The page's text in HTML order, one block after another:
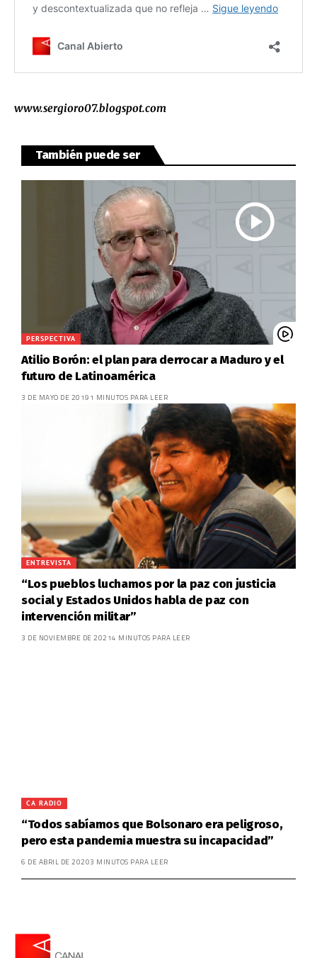
www.sergioro07.blogspot.com
También puede ser
PERSPECTIVA
Atilio Borón: el plan para derrocar a Maduro y el
futuro de Latinoamérica
3 DE MAYO DE 2019 1 MINUTOS PARA LEER
ENTREVISTA
“Los pueblos luchamos por la paz con justicia
social y Estados Unidos habla de paz con
intervención militar”
3 DE NOVIEMBRE DE 20214 MINUTOS PARA LEER
CA RADIO
“Todos sabíamos que Bolsonaro era peligroso,
pero esta pandemia muestra su incapacidad”
6 DE ABRIL DE 20203 MINUTOS PARA LEER